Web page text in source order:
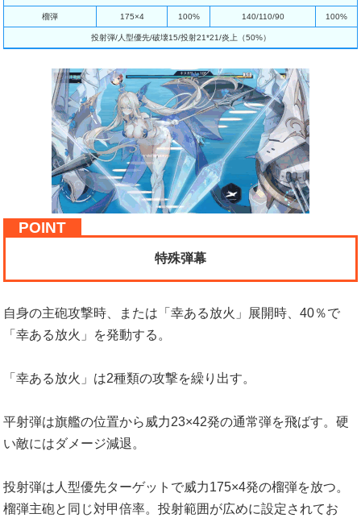
榴弾 175×4 100% 140/110/90 100%
投射弾/人型優先/破壊15/投射21*21/炎上（50%）
特殊弾幕
自身の主砲攻撃時、または「幸ある放火」展開時、40％で
「幸ある放火」を発動する。
「幸ある放火」は2種類の攻撃を繰り出す。
平射弾は旗艦の位置から威力23×42発の通常弾を飛ばす。硬
い敵にはダメージ減退。
投射弾は人型優先ターゲットで威力175×4発の榴弾を放つ。
榴弾主砲と同じ対甲倍率。投射範囲が広めに設定されてお